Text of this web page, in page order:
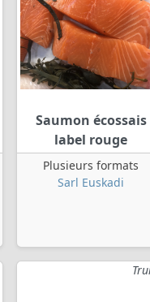
Saumon écossais
label rouge
Plusieurs formats
Sarl Euskadi